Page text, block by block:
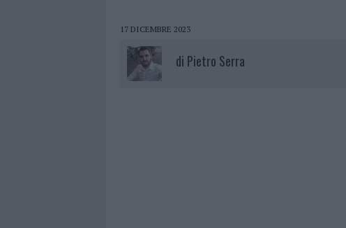
17 DICEMBRE 2023
di Pietro Serra